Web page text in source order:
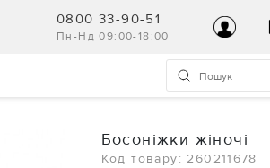
0800 33-90-51
Пн-Нд 09:00-18:00
ВАШ КОШИК
ПЕРЕГЛЯНУТИ
Босоніжки жіночі
Код товару: 260211678